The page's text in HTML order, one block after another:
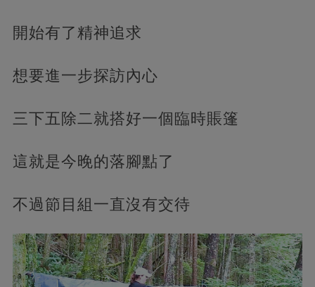
開始有了精神追求
想要進一步探訪內心
三下五除二就搭好一個臨時賬篷
這就是今晚的落腳點了
不過節目組一直沒有交待